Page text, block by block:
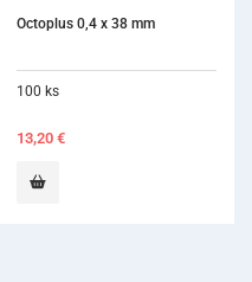
Octoplus 0,4 x 38 mm
100 ks
13,20 €